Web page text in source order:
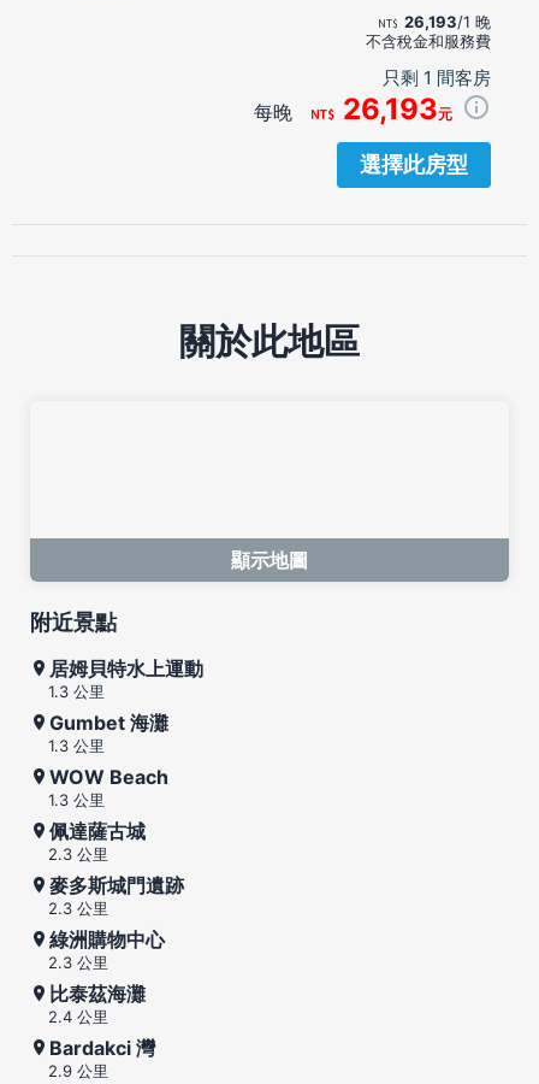
26,193/1 晚
不含稅金和服務費
只剩 1 間客房
每晚 26,193元
選擇此房型
關於此地區
顯示地圖
附近景點
居姆貝特水上運動
1.3 公里
Gumbet 海灘
1.3 公里
WOW Beach
1.3 公里
佩達薩古城
2.3 公里
麥多斯城門遺跡
2.3 公里
綠洲購物中心
2.3 公里
比泰茲海灘
2.4 公里
Bardakci 灣
2.9 公里